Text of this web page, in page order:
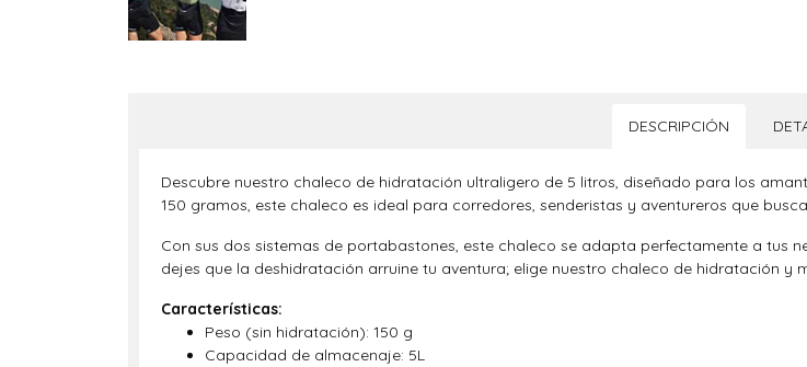
DESCRIPCIÓN
Descubre nuestro chaleco de hidratación ultraligero de 5 litros, diseñado para los
150 gramos, este chaleco es ideal para corredores, senderistas y aventureros que
Con sus dos sistemas de portabastones, este chaleco se adapta perfectamente a tus
dejes que la deshidratación arruine tu aventura; elige nuestro chaleco de hidratación
Características:
Peso (sin hidratación): 150 g
Capacidad de almacenaje: 5L